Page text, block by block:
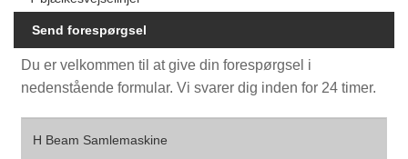
Send forespørgsel
Du er velkommen til at give din forespørgsel i
nedenstående formular. Vi svarer dig inden for 24 timer.